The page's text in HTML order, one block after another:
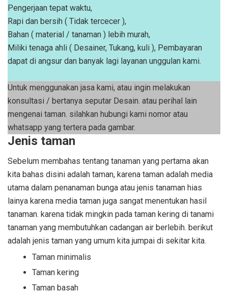
Pengerjaan tepat waktu,
Rapi dan bersih ( Tidak tercecer ),
Bahan ( material / tanaman ) lebih murah,
Miliki tenaga ahli ( Desainer, Tukang, kuli ), Pembayaran
dapat di angsur dan banyak lagi layanan unggulan kami.
Untuk menggunakan jasa kami, atau ingin melakukan
konsultasi / bertanya seputar Desain. atau perihal lain
mengenai taman. silahkan hubungi kami nomor atau
whatsapp yang tertera pada gambar.
Jenis taman
Sebelum membahas tentang tanaman yang pertama akan
kita bahas disini adalah taman, karena taman adalah media
utama dalam penanaman bunga atau jenis tanaman hias
lainya karena media taman juga sangat menentukan hasil
tanaman. karena tidak mingkin pada taman kering di tanami
tanaman yang membutuhkan cadangan air berlebih. berikut
adalah jenis taman yang umum kita jumpai di sekitar kita.
Taman minimalis
Taman kering
Taman basah